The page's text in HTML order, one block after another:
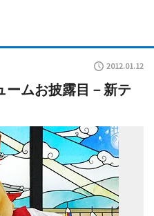
2012.01.12
ームお披露目－新テ